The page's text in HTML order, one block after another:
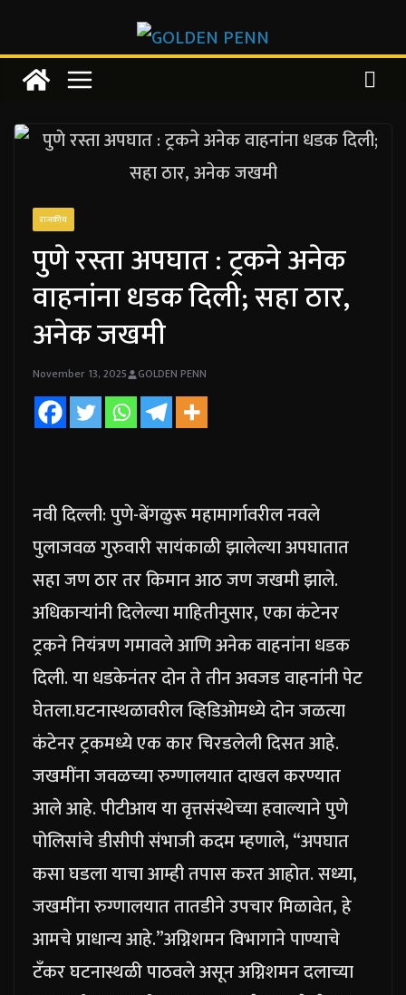
to
content
राजकीय
पुणे रस्ता अपघात : ट्रकने अनेक
वाहनांना धडक दिली; सहा ठार,
अनेक जखमी
November 13, 2025 GOLDEN PENN
नवी दिल्ली: पुणे-बेंगळुरू महामार्गावरील नवले
पुलाजवळ गुरुवारी सायंकाळी झालेल्या अपघातात
सहा जण ठार तर किमान आठ जण जखमी झाले.
अधिकाऱ्यांनी दिलेल्या माहितीनुसार, एका कंटेनर
ट्रकने नियंत्रण गमावले आणि अनेक वाहनांना धडक
दिली.या धडकेनंतर दोन ते तीन अवजड वाहनांनी पेट
घेतला.घटनास्थळावरील व्हिडिओमध्ये दोन जळत्या
कंटेनर ट्रकमध्ये एक कार चिरडलेली दिसत आहे.
जखमींना जवळच्या रुग्णालयात दाखल करण्यात
आले आहे. पीटीआय या वृत्तसंस्थेच्या हवाल्याने पुणे
पोलिसांचे डीसीपी संभाजी कदम म्हणाले, “अपघात
कसा घडला याचा आम्ही तपास करत आहोत. सध्या,
जखमींना रुग्णालयात तातडीने उपचार मिळावेत, हे
आमचे प्राधान्य आहे.”अग्निशमन विभागाने पाण्याचे
टँकर घटनास्थळी पाठवले असून अग्निशमन दलाच्या